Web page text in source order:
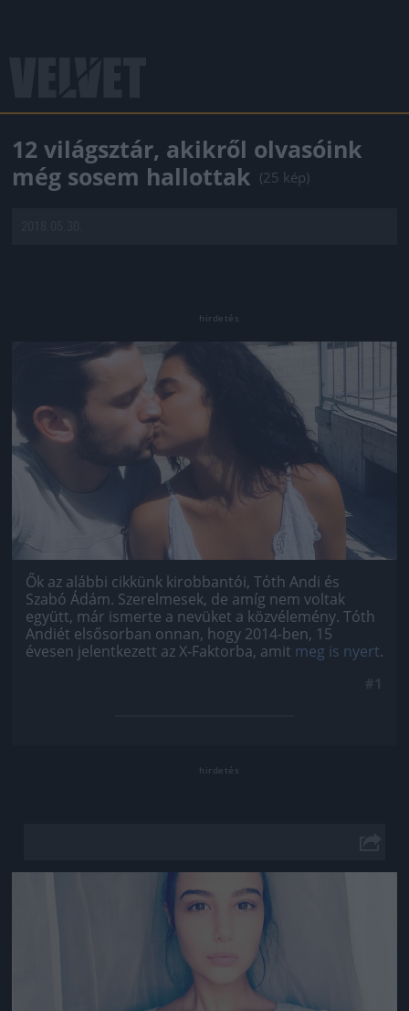
12 világsztár, akikről olvasóink
még sosem hallottak (25 kép)
Jön még kép!
Ők az alábbi cikkünk kirobbantói, Tóth Andi és
Szabó Ádám. Szerelmesek, de amíg nem voltak
együtt, már ismerte a nevüket a közvélemény. Tóth
Andiét elsősorban onnan, hogy 2014-ben, 15
évesen jelentkezett az X-Faktorba, amit meg is nyert.
Jön még kép!